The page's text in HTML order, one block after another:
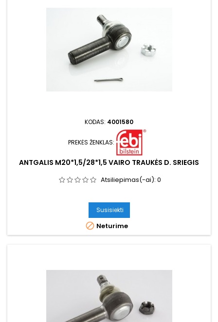
KODAS: 4001580
PREKĖS ŽENKLAS:
ANTGALIS M20*1,5/28*1,5 VAIRO TRAUKĖS D. SRIEGIS
Atsiliepimas(-ai): 0
Susisiekti
 Neturime